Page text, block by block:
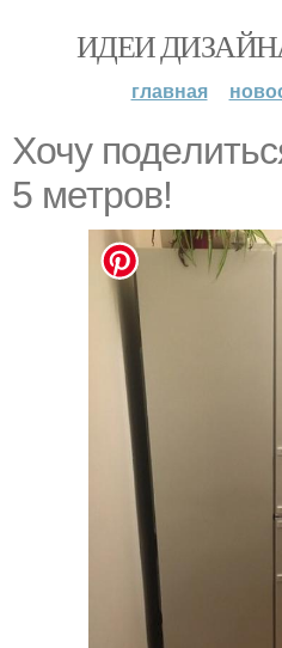
ИДЕИ
главная
Хочу
5 метрoв!